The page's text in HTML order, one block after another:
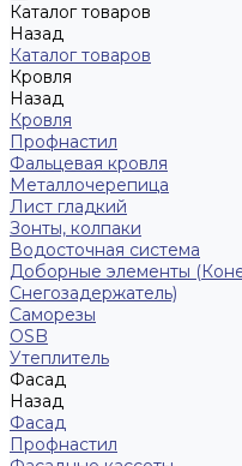
Каталог товаров
Назад
Каталог товаров
Кровля
Назад
Кровля
Профнастил
Фальцевая кровля
Металлочерепица
Лист гладкий
Зонты, колпаки
Водосточная система
Доборные элементы
Снегозадержатель)
Саморезы
ОSB
Утеплитель
Фасад
Назад
Фасад
Профнастил